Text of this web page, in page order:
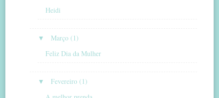
Heidi
▼
Março (1)
Feliz Dia da Mulher
▼
Fevereiro (1)